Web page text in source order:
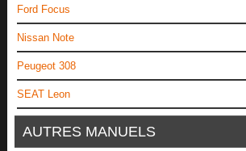
Ford Focus
Nissan Note
Peugeot 308
SEAT Leon
AUTRES MANUELS